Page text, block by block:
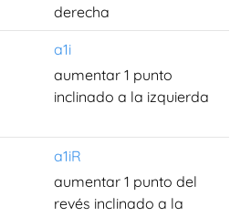
derecha
a1i
aumentar 1 punto
inclinado a la izquierda
a1iR
aumentar 1 punto del
revés inclinado a la